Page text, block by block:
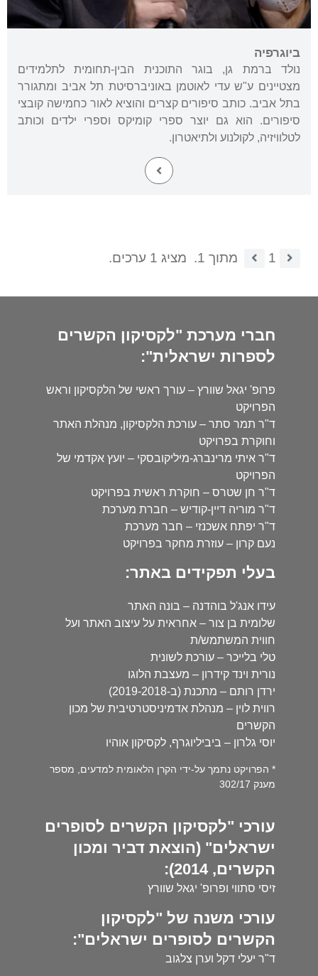
ביוגרפיה
נולד ברמת גן, בוגר התוכנית הבין-תחומית לתלמידים
מצטיינים ע"ש עדי לאוטמן באוניברסיטת תל אביב ומתגורר
בתל אביב. כותב סיפורים קצרים והוציא לאור כחמישה קובצי
סיפורים. הוא גם יוצר ספרי קומיקס וספרי ילדים וכותב
לטלוויזיה, לקולנוע ולתיאטרון.
1 מתוך 1. מציג 1 ערכים.
חברי מערכת "לקסיקון הקשרים
לספרות ישראלית":
פרופ' יגאל שוורץ – עורך ראשי של הלקסיקון וראש
הפרויקט
ד"ר תמר סתר – עורכת הלקסיקון, מנהלת האתר
וחוקרת בפרויקט
ד"ר איתי מרינברג-מיליקובסקי – יועץ אקדמי של
הפרויקט
ד"ר חן שטרס – חוקרת ראשית בפרויקט
ד"ר מוריה דיין-קודיש – חברת מערכת
ד"ר יפתח אשכנזי – חבר מערכת
נעם קרון – עוזרת מחקר בפרויקט
בעלי תפקידים באתר:
עידו אנג'ל בוהדנה – בונה האתר
שלומית בן צור – אחראית על עיצוב האתר ועל
חווית המשתמש/ת
טלי בלייכר – עורכת לשונית
נורית וינד קידרון – מעצבת הלוגו
ירדן רותם – מתכנת (ב-2019-2018)
רווית לוין – מנהלת אדמיניסטרטיבית של מכון
הקשרים
יוסי גלרון – ביביליוגרף, לקסיקון אוהיו
* הפרויקט נתמך על-ידי הקרן הלאומית למדעים, מספר
מענק 302/17
עורכי "לקסיקון הקשרים לסופרים
ישראלים" (הוצאת דביר ומכון
הקשרים, 2014):
זיסי סתווי ופרופ' יגאל שוורץ
עורכי משנה של "לקסיקון
הקשרים לסופרים ישראלים":
ד"ר יעלי דקל וערן צלגוב